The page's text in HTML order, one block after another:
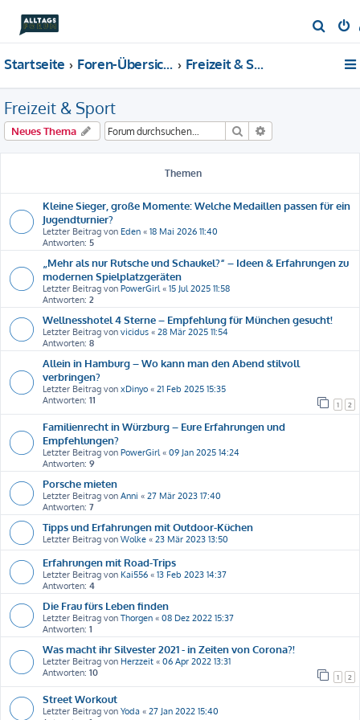
u
Startseite Foren-Übersicht Freizeit & Sport
Freizeit & Sport
Neues Thema Suche
Themen
Kleine Sieger, große Momente: Welche Medaillen passen für ein
Jugendturnier?
Letzter Beitrag von Eden « 18 Mai 2026 11:40
Antworten: 5
„Mehr als nur Rutsche und Schaukel?“ – Ideen & Erfahrungen zu
modernen Spielplatzgeräten
Letzter Beitrag von PowerGirl« 15 Jul 2025 11:58
Antworten: 2
Wellnesshotel 4 Sterne – Empfehlung für München gesucht!
Letzter Beitrag von vicidus « 28 Mär 2025 11:54
Antworten: 8
Allein in Hamburg – Wo kann man den Abend stilvoll
verbringen?
Letzter Beitrag von xDinyo « 21 Feb 2025 15:35
Antworten: 11 1 2
Familienrecht in Würzburg – Eure Erfahrungen und
Empfehlungen?
Letzter Beitrag von PowerGirl« 09 Jan 2025 14:24
Antworten: 9
Porsche mieten
Letzter Beitrag von Anni « 27 Mär 2023 17:40
Antworten: 7
Tipps und Erfahrungen mit Outdoor-Küchen
Letzter Beitrag von Wolke « 23 Mär 2023 13:50
Erfahrungen mit Road-Trips
Letzter Beitrag von Kai556 « 13 Feb 2023 14:37
Antworten: 4
Die Frau fürs Leben finden
Letzter Beitrag von Thorgen « 08 Dez 2022 15:37
Antworten: 1
Was macht ihr Silvester 2021 - in Zeiten von Corona?!
Letzter Beitrag von Herzzeit « 06 Apr 2022 13:31
Antworten: 10 1 2
Street Workout
Letzter Beitrag von Yoda « 27 Jan 2022 15:40